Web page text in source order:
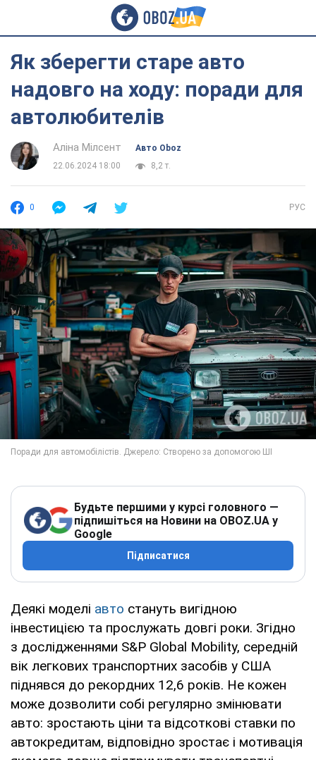
Як зберегти старе авто
надовго на ходу: поради для
автолюбителів
Аліна Мілсент
Авто Oboz
22.06.2024 18:00
8,2 т.
0 РУС
Будьте першими у курсі головного —
підпишіться на Новини на OBOZ.UA у
Google
Підписатися
Деякі моделі авто стануть вигідною
інвестицією та прослужать довгі роки. Згідно
з дослідженнями S&P Global Mobility, середній
вік легкових транспортних засобів у США
піднявся до рекордних 12,6 років. Не кожен
може дозволити собі регулярно змінювати
авто: зростають ціни та відсоткові ставки по
автокредитам, відповідно зростає і мотивація